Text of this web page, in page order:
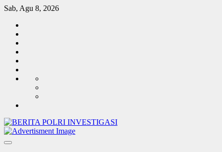
Skip
content
Sab, Agu 8, 2026
BUDAYA
TENTANG
KAMI